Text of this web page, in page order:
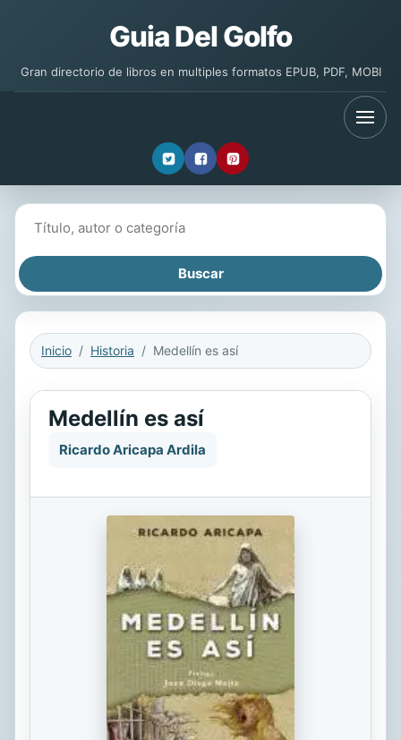
Guia Del Golfo
Gran directorio de libros en multiples formatos EPUB, PDF, MOBI
Inicio Historia Medellín es así
Medellín es así
Ricardo Aricapa Ardila